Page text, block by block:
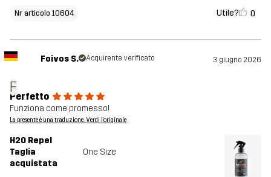
Nr articolo 10604 Utile? 0
F
Foivos S. Acquirente verificato 3 giugno 2026
Perfetto
Funziona come promesso!
La presente è una traduzione. Verdi l'originale
H2O Repel
Taglia
acquistata
One Size